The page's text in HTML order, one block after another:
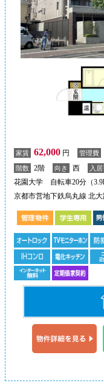
家賃 62,000 円 管理費
階数 2階 向き 西 入
花園大学 自転車20分（
京都市営地下鉄烏丸線 北